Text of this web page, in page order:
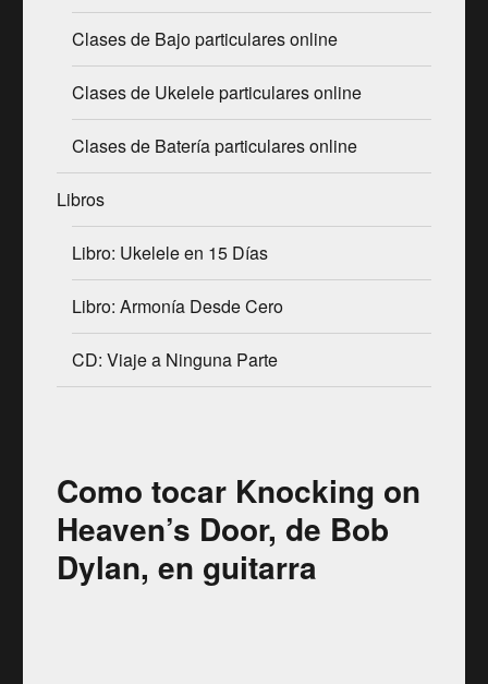
Clases de Bajo particulares online
Clases de Ukelele particulares online
Clases de Batería particulares online
Libros
Libro: Ukelele en 15 Días
Libro: Armonía Desde Cero
CD: Viaje a Ninguna Parte
Como tocar Knocking on
Heaven’s Door, de Bob
Dylan, en guitarra